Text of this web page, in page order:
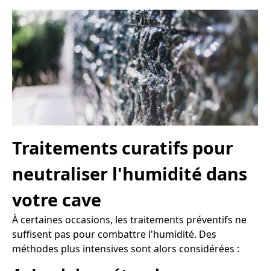
Traitements curatifs pour
neutraliser l'humidité dans
votre cave
À certaines occasions, les traitements préventifs ne
suffisent pas pour combattre l'humidité. Des
méthodes plus intensives sont alors considérées :